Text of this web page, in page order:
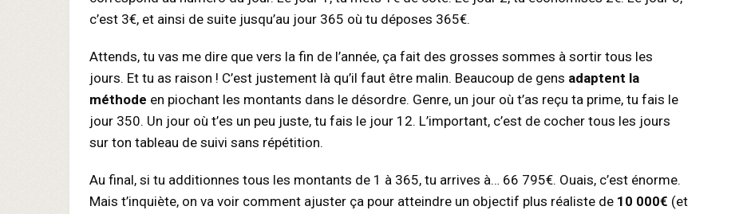
c’est 3€, et ainsi de suite jusqu’au jour 365 où tu déposes 365€.
Attends, tu vas me dire que vers la fin de l’année, ça fait des grosses sommes à sortir tous les
jours. Et tu as raison ! C’est justement là qu’il faut être malin. Beaucoup de gens adaptent la
méthode en piochant les montants dans le désordre. Genre, un jour où t’as reçu ta prime, tu fais le
jour 350. Un jour où t’es un peu juste, tu fais le jour 12. L’important, c’est de cocher tous les jours
sur ton tableau de suivi sans répétition.
Au final, si tu additionnes tous les montants de 1 à 365, tu arrives à… 66 795€. Ouais, c’est énorme.
Mais t’inquiète, on va voir comment ajuster ça pour atteindre un objectif plus réaliste de 10 000€ (et